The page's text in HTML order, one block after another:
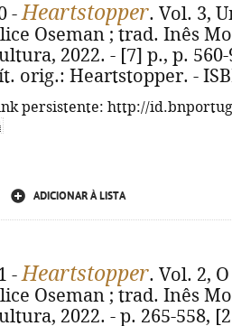
-Heartstopper. Vol. 3,
Oseman ; trad. Inês
2022. - [7] p., p.
orig.: Heartstopper. -
persistente: http://
ADICIONAR À LISTA
-Heartstopper. Vol. 2,
Oseman ; trad. Inês
2022. - p. 265-558,